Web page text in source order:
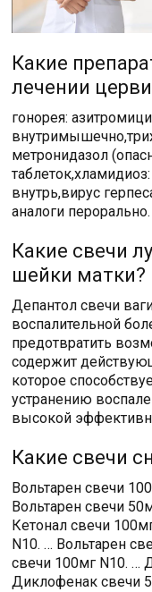
Какие
лечении
гонорея:
метронидазол
внутрь,вирус
аналоги перорально.
Какие свечи
шейки матки?
Депантол свечи
воспалительной
предотвратить
содержит
которое
устранению
высокой
Какие свечи
Вольтарен свечи
Вольтарен свечи
Кетонал свечи
N10. … Вольтарен
свечи 100мг N10. …
Диклофенак свечи